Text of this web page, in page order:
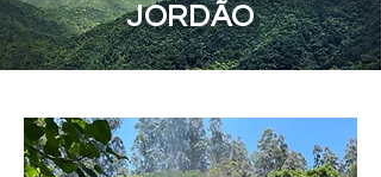
JORDÃO